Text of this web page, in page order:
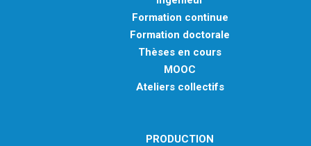
Formation continue
Formation doctorale
Thèses en cours
MOOC
Ateliers collectifs
PRODUCTION